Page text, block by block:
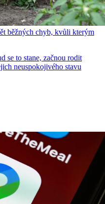
běžných chyb, kvůli kterým
se to stane, začnou rodit
neuspokojivého stavu